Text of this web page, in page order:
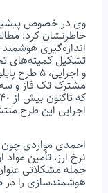
وی در خصوص
خاطرنشان کرد:
تشکیل کمیته‌های
مشترک تک فاز و سه
اجرایی این طرح
احمدی مواردی چون
نرخ ارز، تأمین مواد
جمله مشکلاتی
هوشمندسازی را در